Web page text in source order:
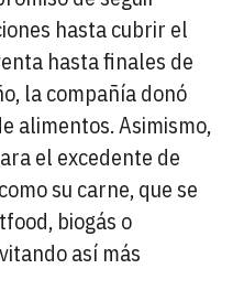
hasta cubrir el
hasta finales de
la compañía donó
alimentos. Asimismo,
el excedente de
su carne, que se
biogás o
así más